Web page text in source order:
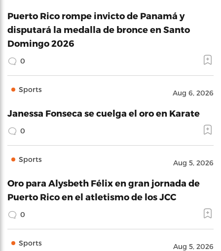
Puerto Rico rompe invicto de Panamá y
disputará la medalla de bronce en Santo
Domingo 2026
0
Sports Aug 6, 2026
Janessa Fonseca se cuelga el oro en Karate
0
Sports Aug 5, 2026
Oro para Alysbeth Félix en gran jornada de
Puerto Rico en el atletismo de los JCC
0
Sports Aug 5, 2026